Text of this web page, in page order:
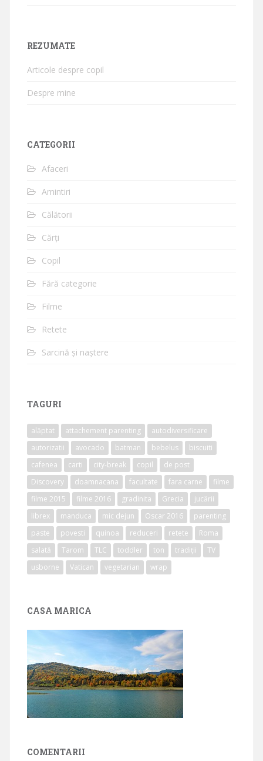
REZUMATE
Articole despre copil
Despre mine
CATEGORII
Afaceri
Amintiri
Călătorii
Cărți
Copil
Fără categorie
Filme
Retete
Sarcină și naștere
TAGURI
alăptat attachement parenting
autodiversificare
autorizatii
avocado batman bebelus
biscuiti
cafenea
carti city-break copil
de post
Discovery
doamnacana facultate fara carne
filme
filme 2015
filme 2016 gradinita Grecia
jucării
librex
manduca mic dejun Oscar 2016
parenting
paste
povesti quinoa reduceri retete
Roma
salată
Tarom TLC toddler ton tradiții
TV
usborne
Vatican vegetarian wrap
CASA MARICA
COMENTARII